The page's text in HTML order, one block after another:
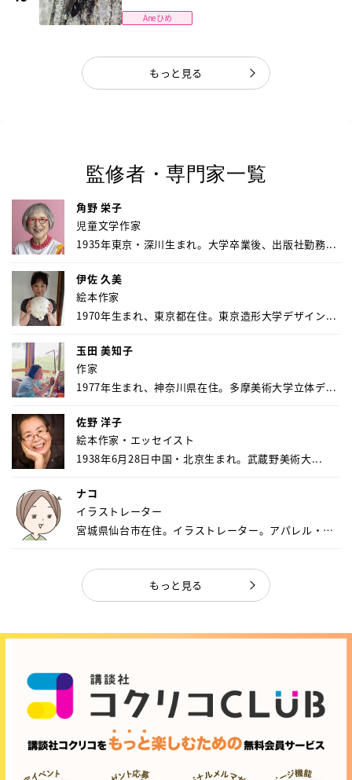
Aneひめ
もっと見る
監修者・専門家一覧
角野 栄子
児童文学作家
1935年東京・深川生まれ。大学卒業後、出版社勤務...
伊佐 久美
絵本作家
1970年生まれ、東京都在住。東京造形大学デザイン...
玉田 美知子
作家
1977年生まれ、神奈川県在住。多摩美術大学立体デ...
佐野 洋子
絵本作家・エッセイスト
1938年6月28日中国・北京生まれ。武蔵野美術大...
ナコ
イラストレーター
宮城県仙台市在住。イラストレーター。アパレル・キ
もっと見る